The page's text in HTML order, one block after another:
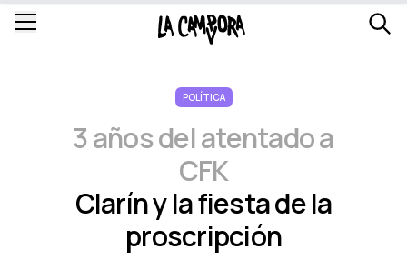
POLÍTICA
3 años del atentado a
CFK
Clarín y la fiesta de la
proscripción